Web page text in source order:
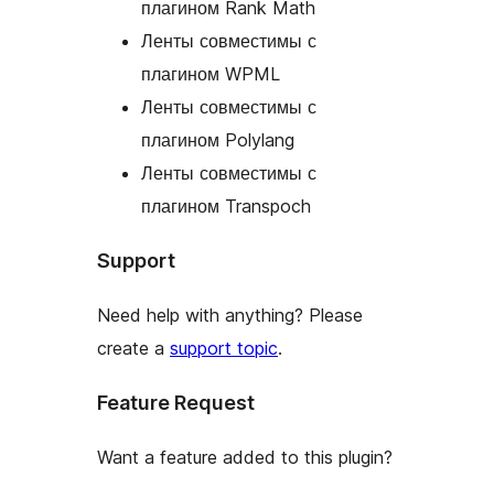
плагином Rank Math
Ленты совместимы с
плагином WPML
Ленты совместимы с
плагином Polylang
Ленты совместимы с
плагином Transpoch
Support
Need help with anything? Please
create a support topic.
Feature Request
Want a feature added to this plugin?